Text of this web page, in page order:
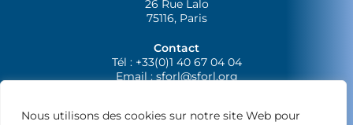
Nous utilisons des cookies sur notre site Web pour
26 Rue Lalo
75116, Paris
Contact
Tél : +33(0)1 40 67 04 04
Email :sforl@sforl.org